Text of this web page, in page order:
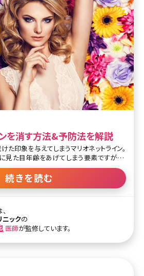
を消す方法&予防法を解説
た印象を与えてしまうマリオネットライン。
た目年齢をあげてしまう要素ですが、こ
ぜできるのでしょうか。ここではマリオネット
法について詳しく解説していきます。 目
方法 2.マリオネットラインを美容外科・美
とは 2-1.ボトックス注射 2-2.ビスタシェ
2-5.ウルセラ 3.まとめ 1.老け顔の象
徴!マリオネットラインを消すには 1-1.
続きを読む
ニックの
医師が監修しています。